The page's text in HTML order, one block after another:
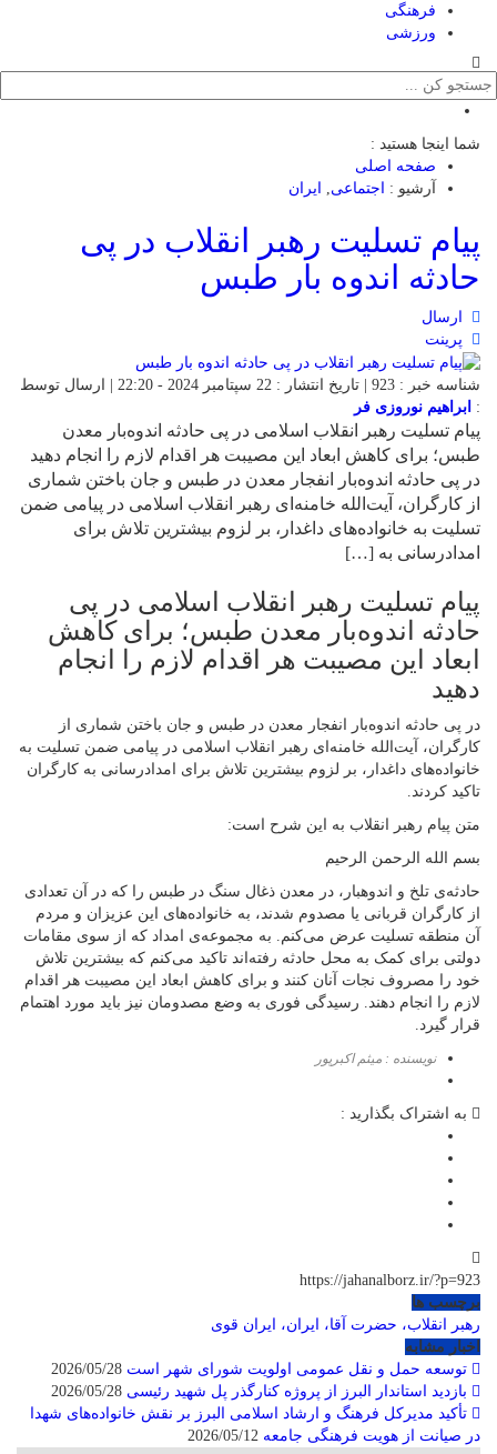
فرهنگی
ورزشی
شما اینجا هستید :
صفحه اصلی
آرشیو :
اجتماعی ایران
پیام تسلیت رهبر انقلاب در پی
حادثه اندوه بار طبس
ارسال
پرینت
شناسه خبر : 923 | تاریخ انتشار : 22 سپتامبر 2024 - 22:20 | ارسال توسط
: ابراهیم نوروزی فر
پیام تسلیت رهبر انقلاب اسلامی در پی حادثه اندوه‌بار معدن
طبس؛ برای کاهش ابعاد این مصیبت هر اقدام لازم را انجام دهید
در پی حادثه اندوه‌بار انفجار معدن در طبس و جان باختن شماری
از کارگران، آیت‌الله خامنه‌ای رهبر انقلاب اسلامی در پیامی ضمن
تسلیت به خانواده‌های داغدار، بر لزوم بیشترین تلاش برای
امدادرسانی به […]
پیام تسلیت رهبر انقلاب اسلامی در پی
حادثه اندوه‌بار معدن طبس؛ برای کاهش
ابعاد این مصیبت هر اقدام لازم را انجام
دهید
در پی حادثه اندوه‌بار انفجار معدن در طبس و جان باختن شماری از
کارگران، آیت‌الله خامنه‌ای رهبر انقلاب اسلامی در پیامی ضمن تسلیت به
خانواده‌های داغدار، بر لزوم بیشترین تلاش برای امدادرسانی به کارگران
تاکید کردند.
متن پیام رهبر انقلاب به این شرح است:
بسم الله الرحمن الرحیم
حادثه‌ی تلخ و اندوهبار، در معدن ذغال سنگ در طبس را که در آن تعدادی
از کارگران قربانی یا مصدوم شدند، به خانواده‌های این عزیزان و مردم
آن منطقه تسلیت عرض می‌کنم. به مجموعه‌ی امداد که از سوی مقامات
دولتی برای کمک به محل حادثه رفته‌اند تاکید می‌کنم که بیشترین تلاش
خود را مصروف نجات آنان کنند و برای کاهش ابعاد این مصیبت هر اقدام
لازم را انجام دهند. رسیدگی فوری به وضع مصدومان نیز باید مورد اهتمام
قرار گیرد.
نویسنده : میثم اکبرپور
به اشتراک بگذارید :
https://jahanalborz.ir/?p=923
برچسب ها
رهبر انقلاب، حضرت آقا، ایران، ایران قوی
اخبار مشابه
توسعه حمل و نقل عمومی اولویت شورای شهر است
بازدید استاندار البرز از پروژه کنارگذر پل شهید رئیسی
تأکید مدیرکل فرهنگ و ارشاد اسلامی البرز بر نقش خانواده‌های شهدا
در صیانت از هویت فرهنگی جامعه